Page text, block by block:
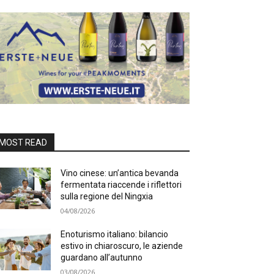
READ
Vino cinese: un’antica bevanda
fermentata riaccende i riflettori
sulla regione del Ningxia
04/08/2026
Enoturismo italiano: bilancio
estivo in chiaroscuro, le aziende
guardano all’autunno
03/08/2026